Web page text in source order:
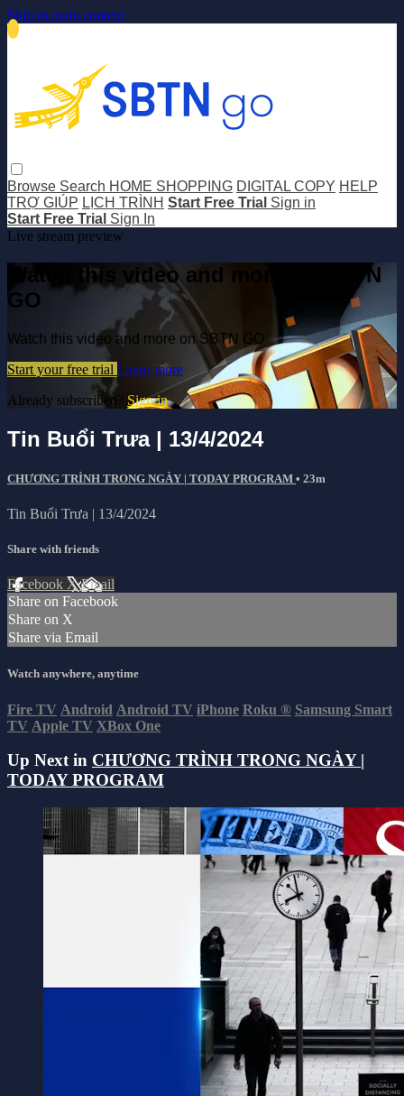
Skip to main content
Browse Search HOME SHOPPING DIGITAL COPY HELP
TRỢ GIÚP LỊCH TRÌNH Start Free Trial Sign in
Start Free Trial Sign In
Live stream preview
Watch this video and more on SBTN
GO
Watch this video and more on SBTN GO
Start your free trial Learn more
Already subscribed? Sign in
Tin Buổi Trưa | 13/4/2024
CHƯƠNG TRÌNH TRONG NGÀY | TODAY PROGRAM • 23m
Tin Buổi Trưa | 13/4/2024
Share with friends
Facebook XEmail
Share on Facebook
Share on X
Share via Email
Watch anywhere, anytime
Fire TV Android Android TV iPhone Roku ® Samsung Smart
TV Apple TV XBox One
Up Next in CHƯƠNG TRÌNH TRONG NGÀY |
TODAY PROGRAM